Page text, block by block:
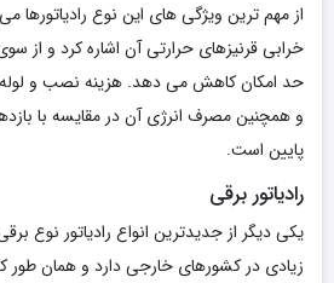
از مهم ترین ویژگی های این نوع رادیاتورها
خرابی قرنیزهای حرارتی آن اشاره کرد و از
حد امکان کاهش می دهد. هزینه نصب و لوله
و همچنین مصرف انرژی آن در مقایسه با
پایین است.
رادیاتور برقی
یکی دیگر از جدیدترین انواع رادیاتور نوع
زیادی در کشورهای خارجی دارد و همان طور